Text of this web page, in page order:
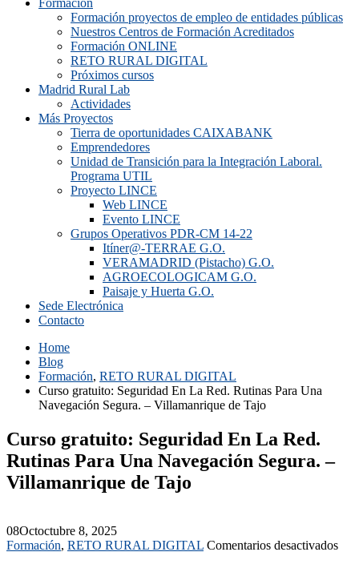
Formación
Formación proyectos de empleo de entidades públicas
Nuestros Centros de Formación Acreditados
Formación ONLINE
RETO RURAL DIGITAL
Próximos cursos
Madrid Rural Lab
Actividades
Más Proyectos
Tierra de oportunidades CAIXABANK
Emprendedores
Unidad de Transición para la Integración Laboral.
Programa UTIL
Proyecto LINCE
Web LINCE
Evento LINCE
Grupos Operativos PDR-CM 14-22
Itíner@-TERRAE G.O.
VERAMADRID (Pistacho) G.O.
AGROECOLOGICAM G.O.
Paisaje y Huerta G.O.
Sede Electrónica
Contacto
Home
Blog
Formación, RETO RURAL DIGITAL
Curso gratuito: Seguridad En La Red. Rutinas Para Una
Navegación Segura. – Villamanrique de Tajo
Curso gratuito: Seguridad En La Red.
Rutinas Para Una Navegación Segura. –
Villamanrique de Tajo
08Octoctubre 8, 2025
Formación, RETO RURAL DIGITAL Comentarios desactivadosen